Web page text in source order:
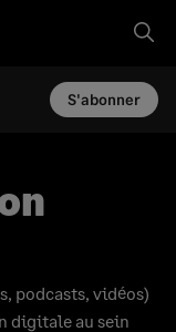
S'abonner
podcasts, vidéos)
digitale au sein